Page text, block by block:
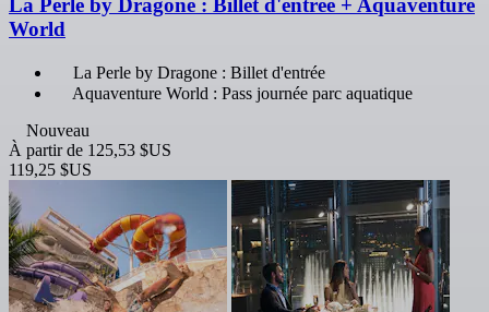
La Perle by Dragone : Billet d'entrée + Aquaventure
World
La Perle by Dragone : Billet d'entrée
Aquaventure World : Pass journée parc aquatique
Nouveau
À partir de 125,53 $US
119,25 $US